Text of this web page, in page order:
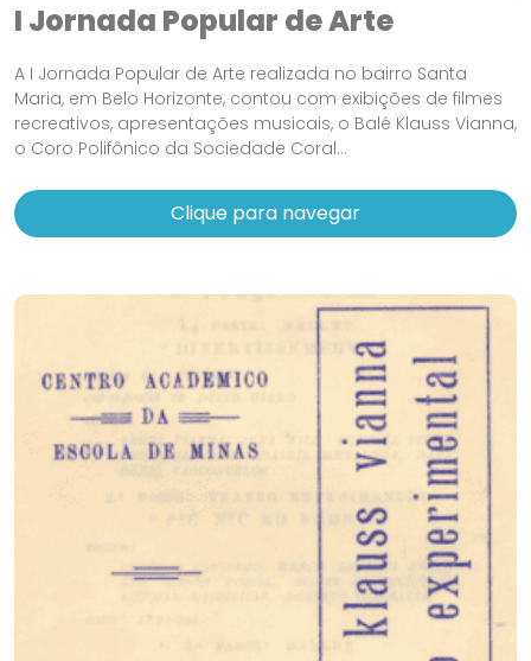
I Jornada Popular de Arte
A I Jornada Popular de Arte realizada no bairro Santa
Maria, em Belo Horizonte, contou com exibições de filmes
recreativos, apresentações musicais, o Balé Klauss Vianna,
o Coro Polifônico da Sociedade Coral...
Clique para navegar